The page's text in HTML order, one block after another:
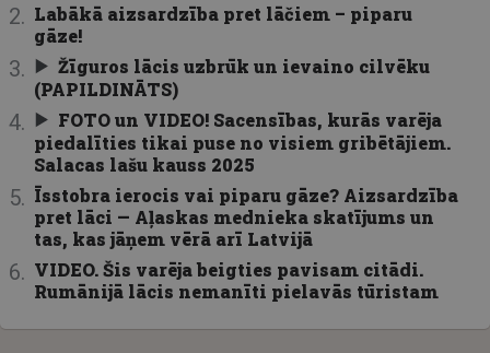
Labākā aizsardzība pret lāčiem – piparu
gāze!
Žīguros lācis uzbrūk un ievaino cilvēku
(PAPILDINĀTS)
FOTO un VIDEO! Sacensības, kurās varēja
piedalīties tikai puse no visiem gribētājiem.
Salacas lašu kauss 2025
Īsstobra ierocis vai piparu gāze? Aizsardzība
pret lāci — Aļaskas mednieka skatījums un
tas, kas jāņem vērā arī Latvijā
VIDEO. Šis varēja beigties pavisam citādi.
Rumānijā lācis nemanīti pielavās tūristam